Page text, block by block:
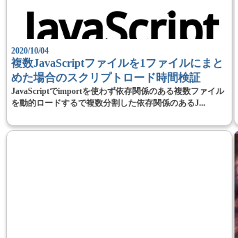
2020/10/04
複数JavaScriptファイルを1ファイルにまと
めた場合のスクリプトロード時間検証
JavaScriptでimportを使わず依存関係のある複数ファイル
を動的ロードするで複数分割した依存関係のあるJ...